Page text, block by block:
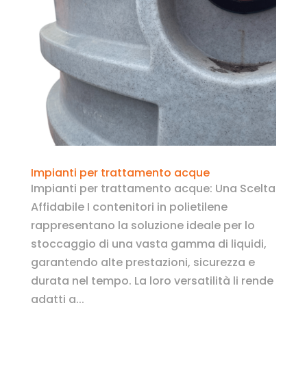
Impianti per trattamento acque
Impianti per trattamento acque: Una Scelta
Affidabile I contenitori in polietilene
rappresentano la soluzione ideale per lo
stoccaggio di una vasta gamma di liquidi,
garantendo alte prestazioni, sicurezza e
durata nel tempo. La loro versatilità li rende
adatti a...